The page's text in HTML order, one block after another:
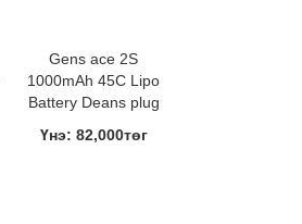
Gens ace 2S
1000mAh 45C Lipo
Battery Deans plug
Үнэ: 82,000төг